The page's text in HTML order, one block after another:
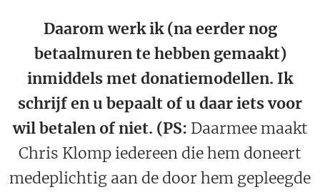
Daarom werk ik (na eerder nog
betaalmuren te hebben gemaakt)
inmiddels met donatiemodellen. Ik
schrijf en u bepaalt of u daar iets voor
wil betalen of niet. (PS: Daarmee maakt
Chris Klomp iedereen die hem doneert
medeplichtig aan de door hem gepleegde